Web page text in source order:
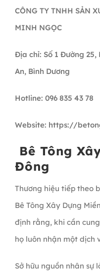
CÔNG TY TNHH SẢN
MINH NGỌC
Địa chỉ: Số 1 Đường 25,
An, Bình Dương
Hotline: 096 835 43 78
Website: https://
Bê Tông
Đông
Thương hiệu tiếp theo
Bê Tông Xây Dựng
định rằng, khi cần
họ luôn nhận một dịch
Sở hữu nguồn nhân sự